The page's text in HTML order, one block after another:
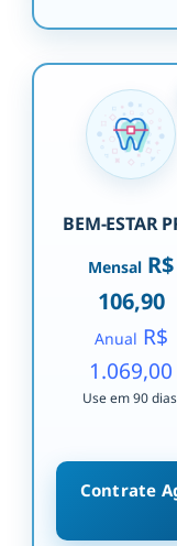
BEM-ESTAR
Mensal R$
106,90
Anual R$
1.069,00
Use em 90
Contrate